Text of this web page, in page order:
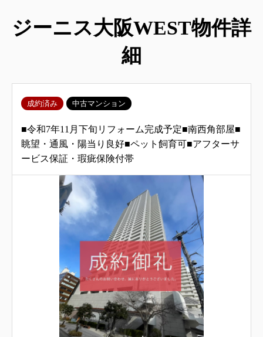
ジーニス大阪WEST物件詳
細
成約済み 中古マンション
■令和7年11月下旬リフォーム完成予定■南西角部屋■
眺望・通風・陽当り良好■ペット飼育可■アフターサ
ービス保証・瑕疵保険付帯